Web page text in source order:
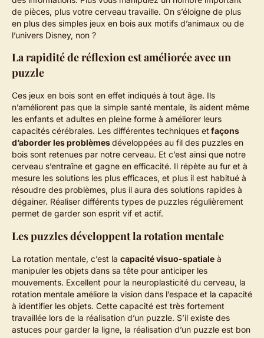
de pièces, plus votre cerveau travaille. On s’éloigne de plus
en plus des simples jeux en bois aux motifs d’animaux ou de
l’univers Disney, non ?
La rapidité de réflexion est améliorée avec un
puzzle
Ces jeux en bois sont en effet indiqués à tout âge. Ils
n’améliorent pas que la simple santé mentale, ils aident même
les enfants et adultes en pleine forme à améliorer leurs
capacités cérébrales. Les différentes techniques et façons
d’aborder les problèmesdéveloppées au fil des puzzles en
bois sont retenues par notre cerveau. Et c’est ainsi que notre
cerveau s’entraîne et gagne en efficacité. Il répète au fur et à
mesure les solutions les plus efficaces, et plus il est habitué à
résoudre des problèmes, plus il aura des solutions rapides à
dégainer. Réaliser différents types de puzzles régulièrement
permet de garder son esprit vif et actif.
Les puzzles développent la rotation mentale
La rotation mentale, c’est la capacité visuo-spatiale à
manipuler les objets dans sa tête pour anticiper les
mouvements. Excellent pour la neuroplasticité du cerveau, la
rotation mentale améliore la vision dans l’espace et la capacité
à identifier les objets. Cette capacité est très fortement
travaillée lors de la réalisation d’un puzzle. S’il existe des
astuces pour garder la ligne, la réalisation d’un puzzle est bon